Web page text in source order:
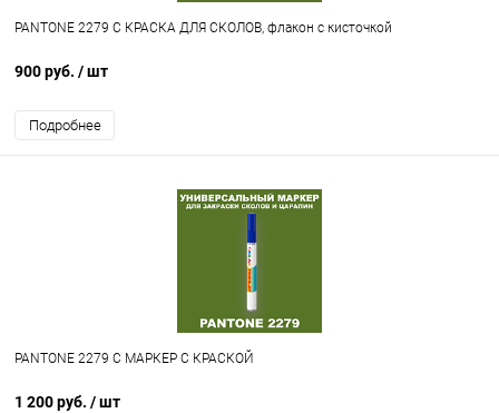
PANTONE 2279 C КРАСКА ДЛЯ СКОЛОВ, флакон с кисточкой
900 руб. / шт
Подробнее
PANTONE 2279 C МАРКЕР С КРАСКОЙ
1 200 руб. / шт